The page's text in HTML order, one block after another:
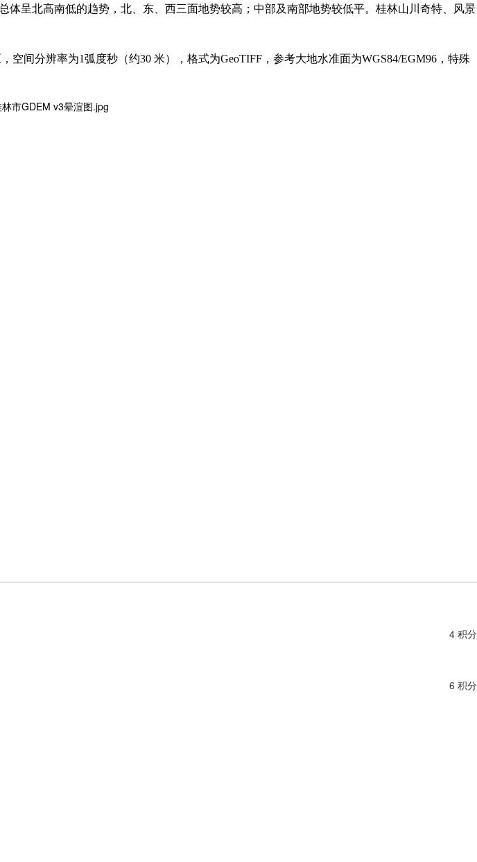
呈北高南低的趋势，北、东、西三面地势较高；中部及南部地势较低平。桂林山川奇特、风景
间分辨率为1弧度秒（约30 米），格式为GeoTIFF，参考大地水准面为WGS84/EGM96，特殊
4 积分
6 积分